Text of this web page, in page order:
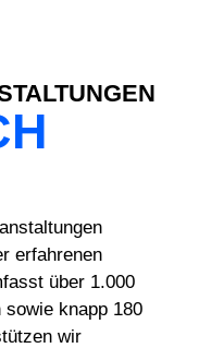
erfahrenen
über 1.000
sowie knapp 180
wir